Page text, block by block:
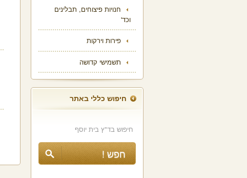
חנויות פיצוחים, תבלינים
וכד'
פירות וירקות
תשמישי קדושה
חיפוש כללי באתר